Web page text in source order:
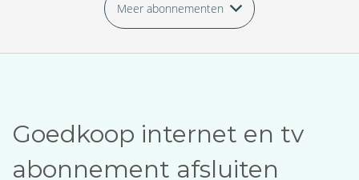
Meer abonnementen
Goedkoop internet en tv
abonnement afsluiten